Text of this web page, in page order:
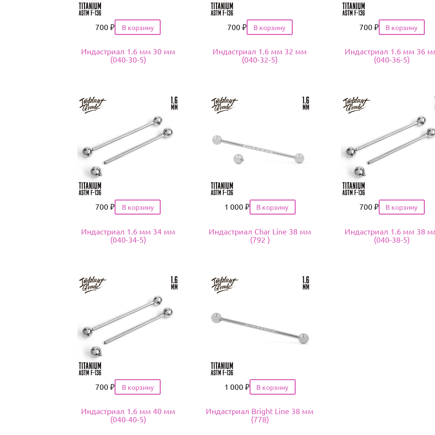
Цена
700 ₽
Индастриал 1.6 мм 30 мм
(040-30-5)
Цена
700 ₽
Индастриал 1.6 мм 32 мм
(040-32-5)
Цена
700 ₽
Индастриал 1.6 мм 36
(040-36-5)
Цена
700 ₽
Индастриал 1.6 мм 34 мм
(040-34-5)
Цена
1 000 ₽
Индастриал Char Line 38 мм
(792 )
Цена
700 ₽
Индастриал 1.6 мм 38
(040-38-5)
Цена
700 ₽
Индастриал 1.6 мм 40 мм
(040-40-5)
Цена
1 000 ₽
Индастриал Bright Line 38 мм
(778)